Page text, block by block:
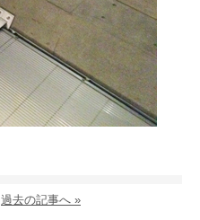
過去の記事へ »